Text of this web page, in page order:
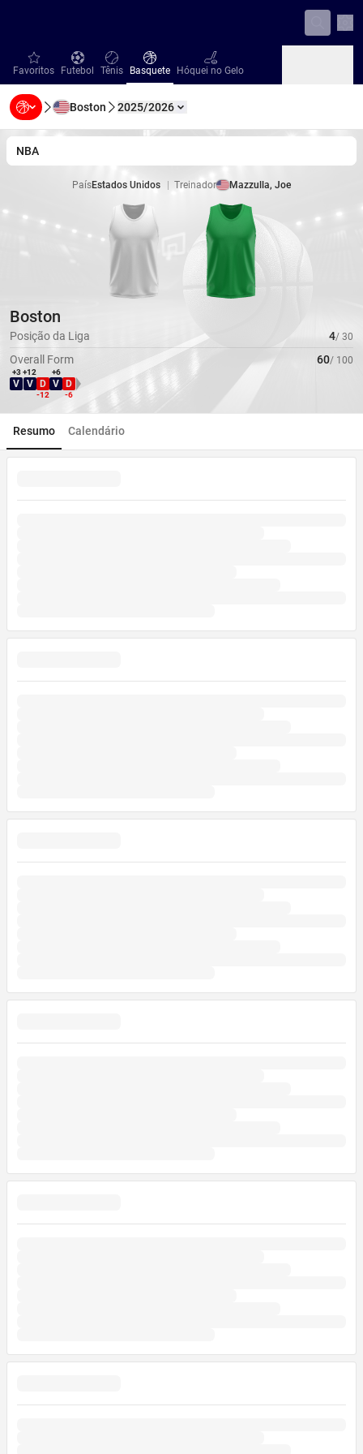
favorites
Favoritos Futebol
Futebol Tênis
Tênis Basquete
Basquete Hóquei no Gelo
Hóquei no Gelo
Beisebol
Beisebol Handebol
Handebol Vôlei
Vôlei
Boston 2025/2026
NBA
PaísEstados Unidos Treinador
Mazzulla, Joe
Boston
Posição da Liga 4/ 30
Overall Form 60/ 100
+3
V
+12
V D
-12
+6
V D
-6Direção WDL
Resumo Calendário